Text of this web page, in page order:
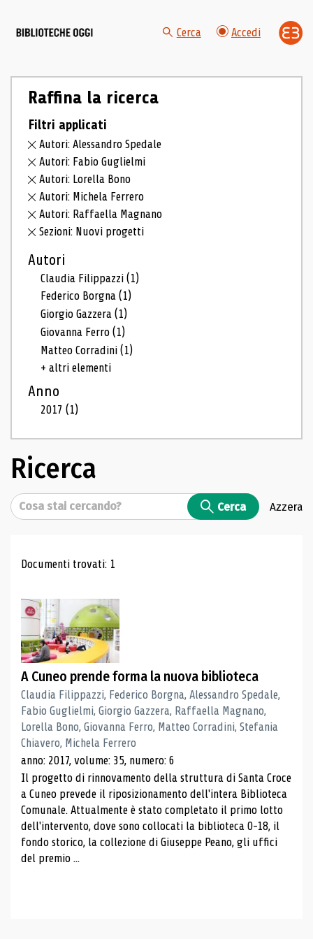
Cerca Accedi
Raffina la ricerca
Filtri applicati
Autori: Alessandro Spedale
Autori: Fabio Guglielmi
Autori: Lorella Bono
Autori: Michela Ferrero
Autori: Raffaella Magnano
Sezioni: Nuovi progetti
Autori
Claudia Filippazzi(1)
Federico Borgna(1)
Giorgio Gazzera(1)
Giovanna Ferro(1)
Matteo Corradini(1)
+ altri elementi
Anno
2017(1)
Ricerca
Cerca Cerca Azzera
Risultati di ricerca
Documenti trovati: 1
A Cuneo prende forma la nuova biblioteca
Claudia Filippazzi, Federico Borgna, Alessandro Spedale,
Fabio Guglielmi, Giorgio Gazzera, Raffaella Magnano,
Lorella Bono, Giovanna Ferro, Matteo Corradini, Stefania
Chiavero, Michela Ferrero
anno: 2017, volume: 35, numero: 6
Il progetto di rinnovamento della struttura di Santa Croce
a Cuneo prevede il riposizionamento dell'intera Biblioteca
Comunale. Attualmente è stato completato il primo lotto
dell'intervento, dove sono collocati la biblioteca 0-18, il
fondo storico, la collezione di Giuseppe Peano, gli uffici
del premio ...